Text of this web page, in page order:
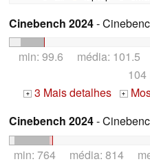
Cinebench 2024-
min: 99.6 média: 101.5
104
+ 3 Mais detalhes +
Cinebench 2024-
min: 764 média: 814